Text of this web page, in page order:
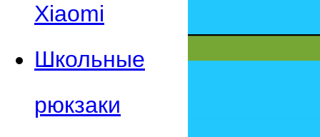
Xiaomi
Школьные
рюкзаки